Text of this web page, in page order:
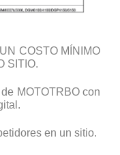
COSTO MÍNIMO
SITIO.
MOTOTRBO con
en un sitio.